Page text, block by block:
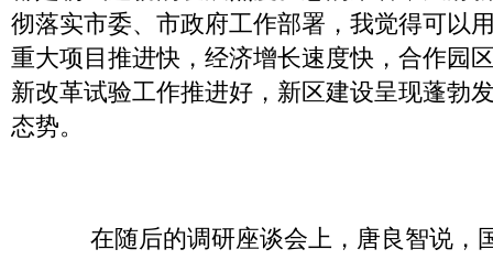
彻落实市委、市政府工作部署，我觉得可以
重大项目推进快，经济增长速度快，合作园
新改革试验工作推进好，新区建设呈现蓬勃
态势。
在随后的调研座谈会上，唐良智说，